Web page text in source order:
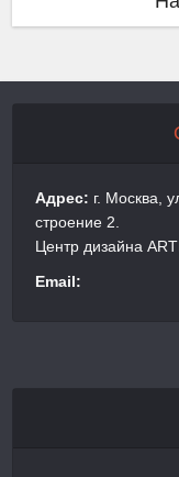
Адрес: г. Москва,
строение 2.
Центр дизайна
Email: